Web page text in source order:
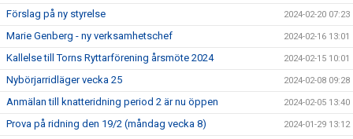
Förslag på ny styrelse 2024-02-20 07:23
Marie Genberg - ny verksamhetschef 2024-02-16 13:01
Kallelse till Torns Ryttarförening årsmöte 2024 2024-02-15 10:01
Nybörjarridläger vecka 25 2024-02-08 09:28
Anmälan till knatteridning period 2 är nu öppen 2024-02-05 13:40
Prova på ridning den 19/2 (måndag vecka 8) 2024-01-29 13:12